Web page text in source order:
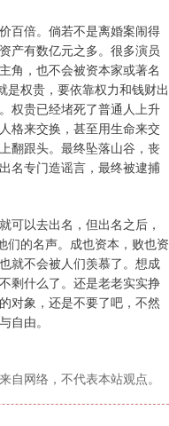
百倍。倘若不是离婚案闹得
产有数亿元之多。很多演员
角，也不会被资本家或著名
是权贵，要依靠权力和钱财出
权贵已经堵死了普通人上升
格来交换，甚至用生命来交
翻跟头。最终坠落山谷，丧
名专门造谣言，最终被逮捕
可以去出名，但出名之后，
们的名声。成也资本，败也资
就不会被人们羡慕了。想成
剩什么了。还是老老实实挣
对象，还是不要了吧，不然
自由。
自网络，不代表本站观点。